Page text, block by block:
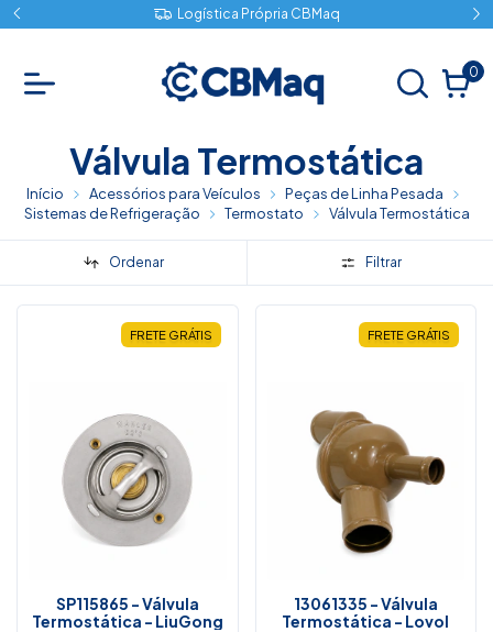
Logística Própria CBMaq
0
Válvula Termostática
Início Acessórios para Veículos
Peças de Linha Pesada
Sistemas de Refrigeração
Termostato Válvula Termostática
Ordenar Filtrar
FRETE GRÁTIS
SP115865 - Válvula
Termostática - LiuGong
FRETE GRÁTIS
13061335 - Válvula
Termostática - Lovol